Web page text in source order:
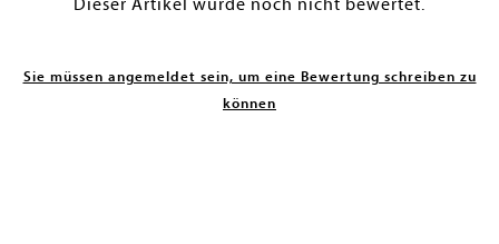
Dieser Artikel wurde noch nicht bewertet.
Sie müssen angemeldet sein, um eine Bewertung schreiben zu
können